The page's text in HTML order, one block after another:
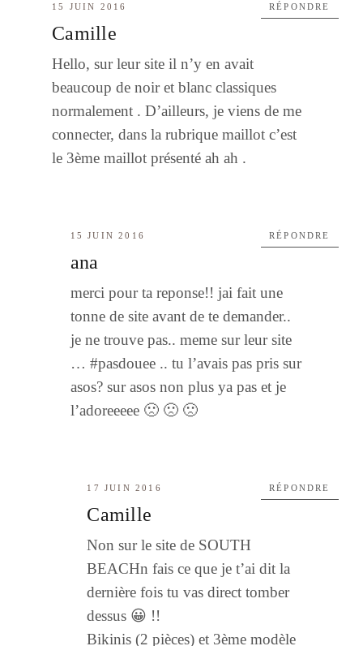
15 JUIN 2016
Camille
Hello, sur leur site il n’y en avait
beaucoup de noir et blanc classiques
normalement . D’ailleurs, je viens de me
connecter, dans la rubrique maillot c’est
le 3ème maillot présenté ah ah .
RÉPONDRE
15 JUIN 2016
ana
merci pour ta reponse!! jai fait une
tonne de site avant de te demander..
je ne trouve pas.. meme sur leur site
… #pasdouee .. tu l’avais pas pris sur
asos? sur asos non plus ya pas et je
l’adoreeeee 🙁 🙁 🙁
RÉPONDRE
17 JUIN 2016
Camille
Non sur le site de SOUTH
BEACHn fais ce que je t’ai dit la
dernière fois tu vas direct tomber
dessus 😀 !!
Bikinis (2 pièces) et 3ème modèle
RÉPONDRE